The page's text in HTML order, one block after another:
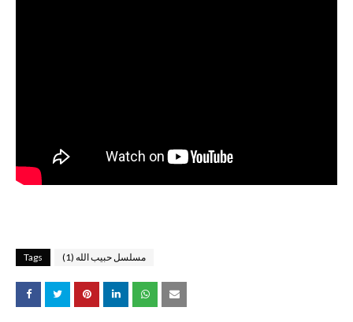
Tags مسلسل حبيب الله (1)